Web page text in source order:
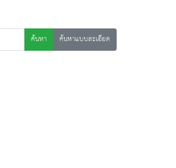
ค้นหา
ค้นหาแบบละเอียด